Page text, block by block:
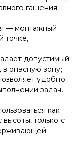
гашения
— монтажный
точке,
допустимый
опасную зону;
удобно
задач.
как
только с